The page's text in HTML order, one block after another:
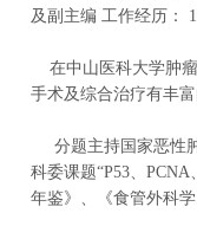
及副主编 工作经历：
在中山医科大学肿瘤
手术及综合治疗有丰
分题主持国家恶性肿
科委课题“P53、
年鉴》、《食管外科